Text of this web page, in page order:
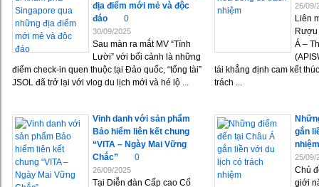
địa điểm mới mẻ và độc
đáo
0
30/09/2025
Sau màn ra mắt MV “Tính
Lười” với bối cảnh là những
điểm check-in quen thuộc tại Đảo quốc, “tổng tài”
JSOL đã trở lại với vlog du lịch mới và hé lộ ...
26/09/
Liên
Rượu
Á –
tái khẳng định cam kết
trách ...
Vinh danh với sản phẩm
Bảo hiểm liên kết chung
“VITA – Ngày Mai Vững
Chắc”
0
26/09/2025
Tại Diễn đàn Cấp cao Cố
gắn
nhiệm
25/09/
Chủ
giới